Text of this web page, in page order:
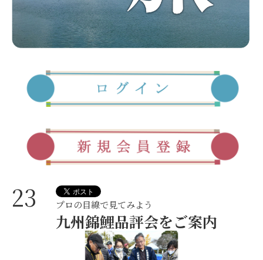
23 プロの目線で見てみよう
九州錦鯉品評会をご案内